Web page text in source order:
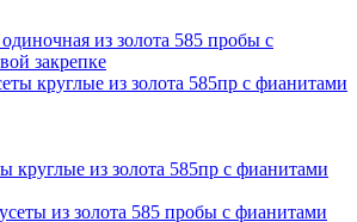
из золота 585 пробы с
закрепке
круглые из золота 585пр с фианитами